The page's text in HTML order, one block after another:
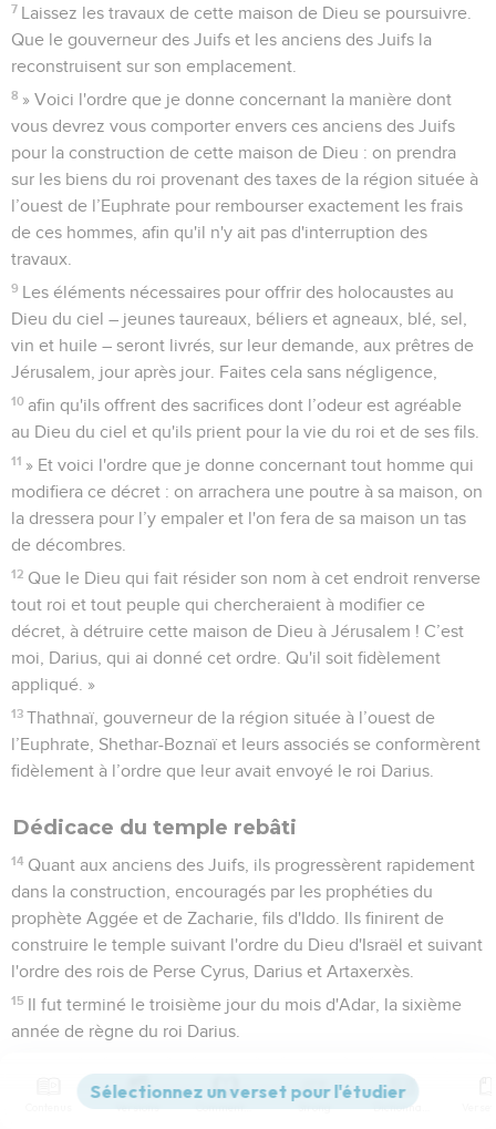
7 Laissez les travaux de cette maison de Dieu se poursuivre.
Que le gouverneur des Juifs et les anciens des Juifs la
reconstruisent sur son emplacement.
8 » Voici l'ordre que je donne concernant la manière dont
vous devrez vous comporter envers ces anciens des Juifs
pour la construction de cette maison de Dieu : on prendra
sur les biens du roi provenant des taxes de la région située à
l’ouest de l’Euphrate pour rembourser exactement les frais
de ces hommes, afin qu'il n'y ait pas d'interruption des
travaux.
9 Les éléments nécessaires pour offrir des holocaustes au
Dieu du ciel – jeunes taureaux, béliers et agneaux, blé, sel,
vin et huile – seront livrés, sur leur demande, aux prêtres de
Jérusalem, jour après jour. Faites cela sans négligence,
10 afin qu'ils offrent des sacrifices dont l’odeur est agréable
au Dieu du ciel et qu'ils prient pour la vie du roi et de ses fils.
11 » Et voici l'ordre que je donne concernant tout homme qui
modifiera ce décret : on arrachera une poutre à sa maison, on
la dressera pour l’y empaler et l'on fera de sa maison un tas
de décombres.
12 Que le Dieu qui fait résider son nom à cet endroit renverse
tout roi et tout peuple qui chercheraient à modifier ce
décret, à détruire cette maison de Dieu à Jérusalem ! C’est
moi, Darius, qui ai donné cet ordre. Qu'il soit fidèlement
appliqué. »
13 Thathnaï, gouverneur de la région située à l’ouest de
l’Euphrate, Shethar-Boznaï et leurs associés se conformèrent
fidèlement à l’ordre que leur avait envoyé le roi Darius.
Dédicace du temple rebâti
14 Quant aux anciens des Juifs, ils progressèrent rapidement
dans la construction, encouragés par les prophéties du
prophète Aggée et de Zacharie, fils d'Iddo. Ils finirent de
construire le temple suivant l'ordre du Dieu d'Israël et suivant
l'ordre des rois de Perse Cyrus, Darius et Artaxerxès.
15 Il fut terminé le troisième jour du mois d'Adar, la sixième
année de règne du roi Darius.
issus de l’exil firent avec joie la dédicace de cette maison de
Versions Commentaires Strong